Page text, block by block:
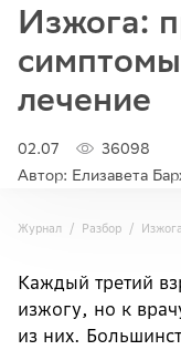
Изжога:
лечение
02.07
36098
Автор: Елизавета
Журнал Разбор
Каждый третий
изжогу, но к
из них.